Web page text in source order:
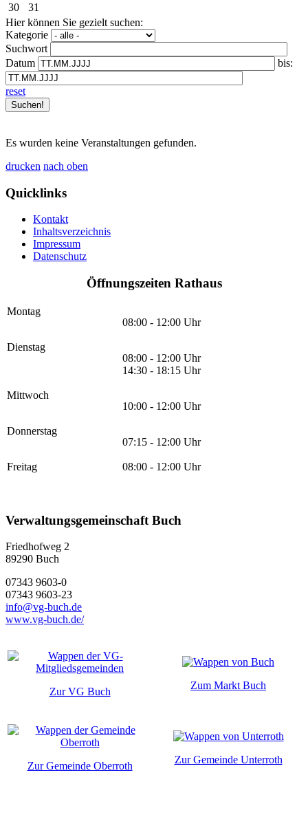
30
31
Hier können Sie gezielt suchen:
Kategorie
Suchwort
Datum
bis:
reset
Es wurden keine Veranstaltungen gefunden.
drucken nach oben
Quicklinks
Kontakt
Inhaltsverzeichnis
Impressum
Datenschutz
Öffnungszeiten Rathaus
Montag
08:00 - 12:00 Uhr
Dienstag
08:00 - 12:00 Uhr
14:30 - 18:15 Uhr
Mittwoch
10:00 - 12:00 Uhr
Donnerstag
07:15 - 12:00 Uhr
Freitag 08:00 - 12:00 Uhr
Verwaltungsgemeinschaft Buch
Friedhofweg 2
89290 Buch
07343 9603-0
07343 9603-23
info@vg-buch.de
www.vg-buch.de/
Zur VG Buch
Zum Markt Buch
Zur Gemeinde Oberroth
Zur Gemeinde Unterroth